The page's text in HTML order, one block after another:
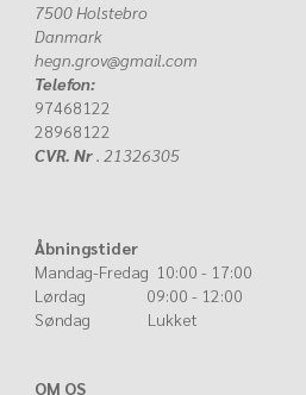
7500 Holstebro
Danmark
hegn.grov@gmail.com
Telefon:
97468122
28968122
CVR. Nr. 21326305
Åbningstider
Mandag-Fredag 10:00 - 17:00
Lørdag 09:00 - 12:00
Søndag Lukket
OM OS